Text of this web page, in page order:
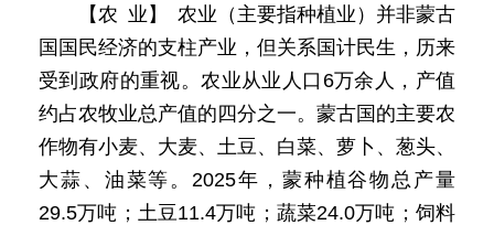
【农 业】 农业（主要指种植业）并非蒙古
国国民经济的支柱产业，但关系国计民生，历来
受到政府的重视。农业从业人口6万余人，产值
约占农牧业总产值的四分之一。蒙古国的主要农
作物有小麦、大麦、土豆、白菜、萝卜、葱头、
大蒜、油菜等。2025年，蒙种植谷物总产量
29.5万吨；土豆11.4万吨；蔬菜24.0万吨；饲料